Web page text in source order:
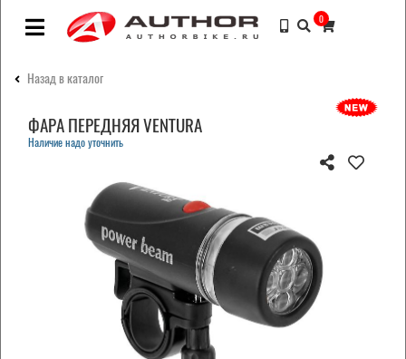
0
Назад в каталог
ФАРА ПЕРЕДНЯЯ VENTURA
Наличие надо уточнить